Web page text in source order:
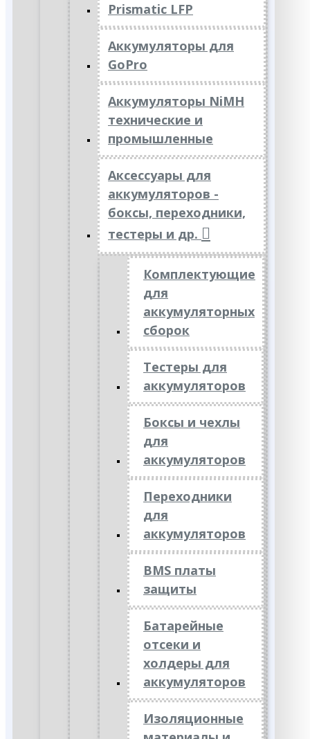
Prismatic LFP
Аккумуляторы для
GoPro
Аккумуляторы NiMH
технические и
промышленные
Аксессуары для
аккумуляторов -
боксы, переходники,
тестеры и др.
Комплектующие
для
аккумуляторных
сборок
Тестеры для
аккумуляторов
Боксы и чехлы
для
аккумуляторов
Переходники
для
аккумуляторов
BMS платы
защиты
Батарейные
отсеки и
холдеры для
аккумуляторов
Изоляционные